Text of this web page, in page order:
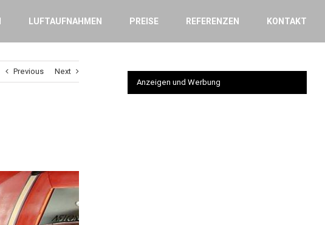
LUFTAUFNAHMEN PREISE REFERENZEN KONTAKT
Previous Next
Anzeigen und Werbung